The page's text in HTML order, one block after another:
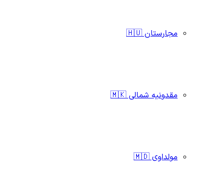
مجارستان 🇭🇺
مقدونیه شمالی 🇲🇰
مولداوی 🇲🇩